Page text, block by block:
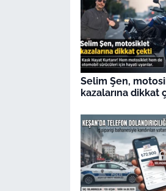
Selim Şen,
kazalarına dikkat